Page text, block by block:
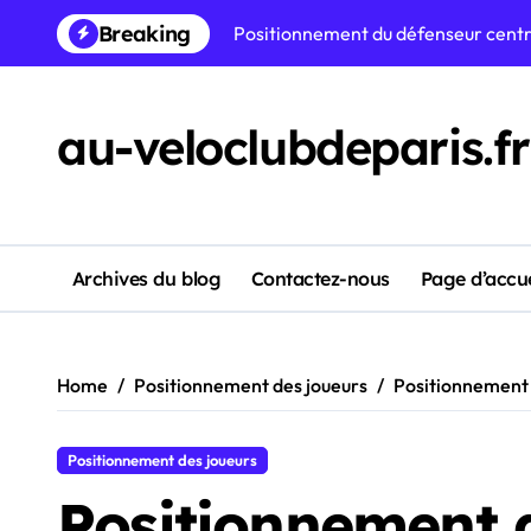
content
Breaking
Positionnement du Playmaker
3-6-1 Formation Défensive :
Formation défensive 5-3-2 :
Positionnement des Défenseurs
Formation défensive 4-3-2-1 :
au-veloclubdeparis.fr
Archives du blog Contactez-nous Page
Home Positionnement des joueurs Positionnement
Positionnement des joueurs